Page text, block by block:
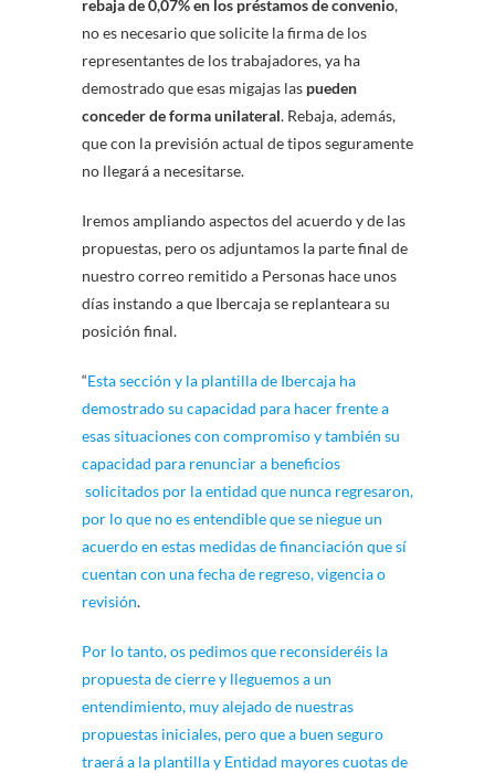
rebaja de 0,07% en los préstamos de convenio,
no es necesario que solicite la firma de los
representantes de los trabajadores, ya ha
demostrado que esas migajas las pueden
conceder de forma unilateral. Rebaja, además,
que con la previsión actual de tipos seguramente
no llegará a necesitarse.
Iremos ampliando aspectos del acuerdo y de las
propuestas, pero os adjuntamos la parte final de
nuestro correo remitido a Personas hace unos
días instando a que Ibercaja se replanteara su
posición final.
“Esta sección y la plantilla de Ibercaja ha
demostrado su capacidad para hacer frente a
esas situaciones con compromiso y también su
capacidad para renunciar a beneficios
solicitados por la entidad que nunca regresaron,
por lo que no es entendible que se niegue un
acuerdo en estas medidas de financiación que sí
cuentan con una fecha de regreso, vigencia o
revisión.
Por lo tanto, os pedimos que reconsideréis la
propuesta de cierre y lleguemos a un
entendimiento, muy alejado de nuestras
propuestas iniciales, pero que a buen seguro
traerá a la plantilla y Entidad mayores cuotas de